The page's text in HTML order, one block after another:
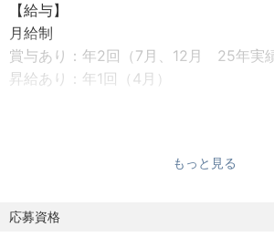
当社はそういった調達課題を抱えるメ
工場を結びづけるビジネスを行っていま
国内には高い技術力を持つ町工場が数多
彼らはもまた自社の技術を知ってもらう
大限に活かしてメーカーの調達課題を解
は、”メーカーと町工場の新しい出会い”
【給与】
月給制
賞与あり：年2回（7月、12月 25年実
昇給あり：年1回（4月）
が年1度インセンティブとして支給され
以上については会社実績、個人の実績に
もっと見る
応募資格